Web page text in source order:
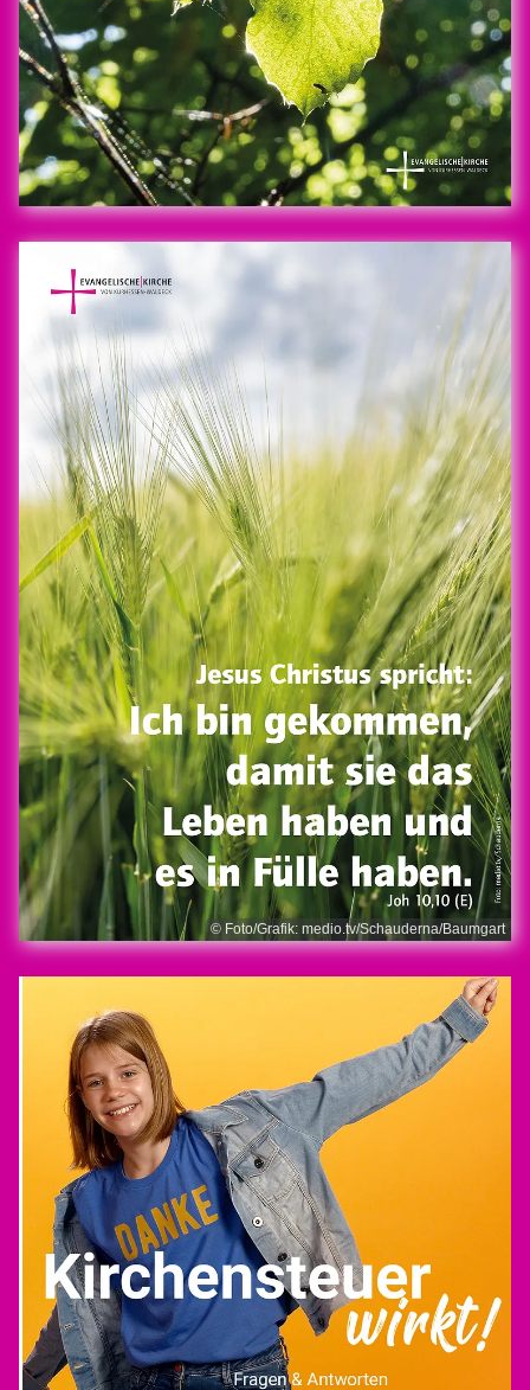
© Foto/Grafik: medio.tv/Schauderna/Baumgart